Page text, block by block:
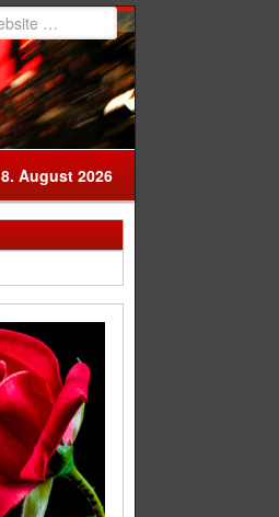
8. August 2026